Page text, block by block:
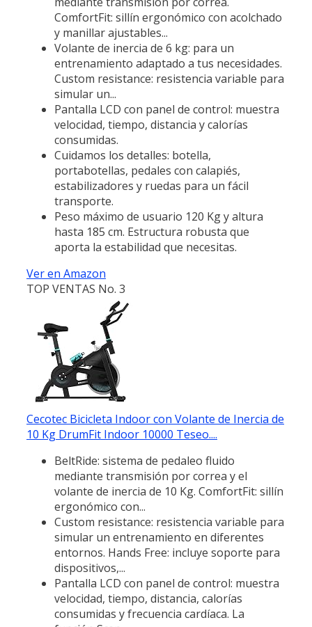
ComfortFit: sillín ergonómico con acolchado
y manillar ajustables...
Volante de inercia de 6 kg: para un
entrenamiento adaptado a tus necesidades.
Custom resistance: resistencia variable para
simular un...
Pantalla LCD con panel de control: muestra
velocidad, tiempo, distancia y calorías
consumidas.
Cuidamos los detalles: botella,
portabotellas, pedales con calapiés,
estabilizadores y ruedas para un fácil
transporte.
Peso máximo de usuario 120 Kg y altura
hasta 185 cm. Estructura robusta que
aporta la estabilidad que necesitas.
Ver en Amazon
TOP VENTAS No. 3
Cecotec Bicicleta Indoor con Volante de Inercia de
10 Kg DrumFit Indoor 10000 Teseo....
BeltRide: sistema de pedaleo fluido
mediante transmisión por correa y el
volante de inercia de 10 Kg. ComfortFit: sillín
ergonómico con...
Custom resistance: resistencia variable para
simular un entrenamiento en diferentes
entornos. Hands Free: incluye soporte para
dispositivos,...
Pantalla LCD con panel de control: muestra
velocidad, tiempo, distancia, calorías
consumidas y frecuencia cardíaca. La